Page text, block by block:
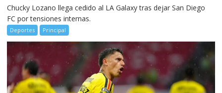
Chucky Lozano llega cedido al LA Galaxy tras dejar San Diego
FC por tensiones internas.
Deportes Principal